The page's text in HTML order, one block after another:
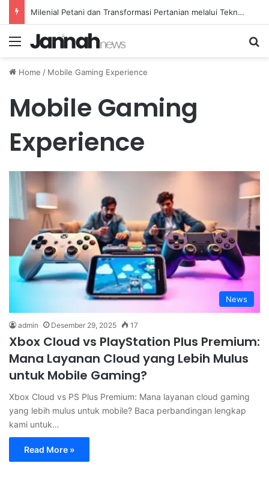
Milenial Petani dan Transformasi Pertanian melalui Teknologi Digital
Menu
Home / Mobile Gaming Experience
Mobile Gaming
Experience
News
admin Desember 29, 2025 17
Xbox Cloud vs PlayStation Plus Premium:
Mana Layanan Cloud yang Lebih Mulus
untuk Mobile Gaming?
Xbox Cloud vs PS Plus Premium: Mana layanan cloud gaming
yang lebih mulus untuk mobile? Baca perbandingan lengkap
kami untuk…
Read More »